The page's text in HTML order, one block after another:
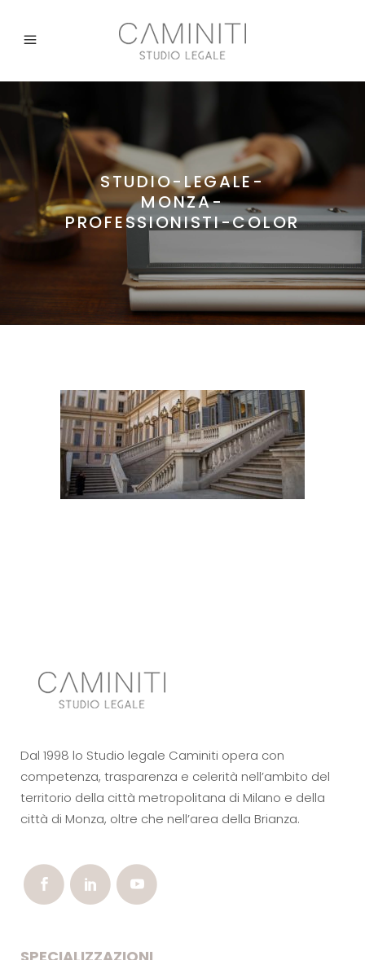
STUDIO-LEGALE-
MONZA-
PROFESSIONISTI-COLOR
Dal 1998 lo Studio legale Caminiti opera con
competenza, trasparenza e celerità nell’ambito del
territorio della città metropolitana di Milano e della
città di Monza, oltre che nell’area della Brianza.